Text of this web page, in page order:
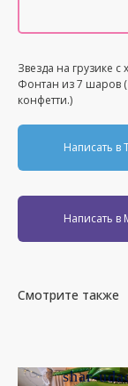
Звезда на грузике с
Фонтан из 7 шаров
конфетти.)
Написать в
Написать в
Смотрите также
shar-